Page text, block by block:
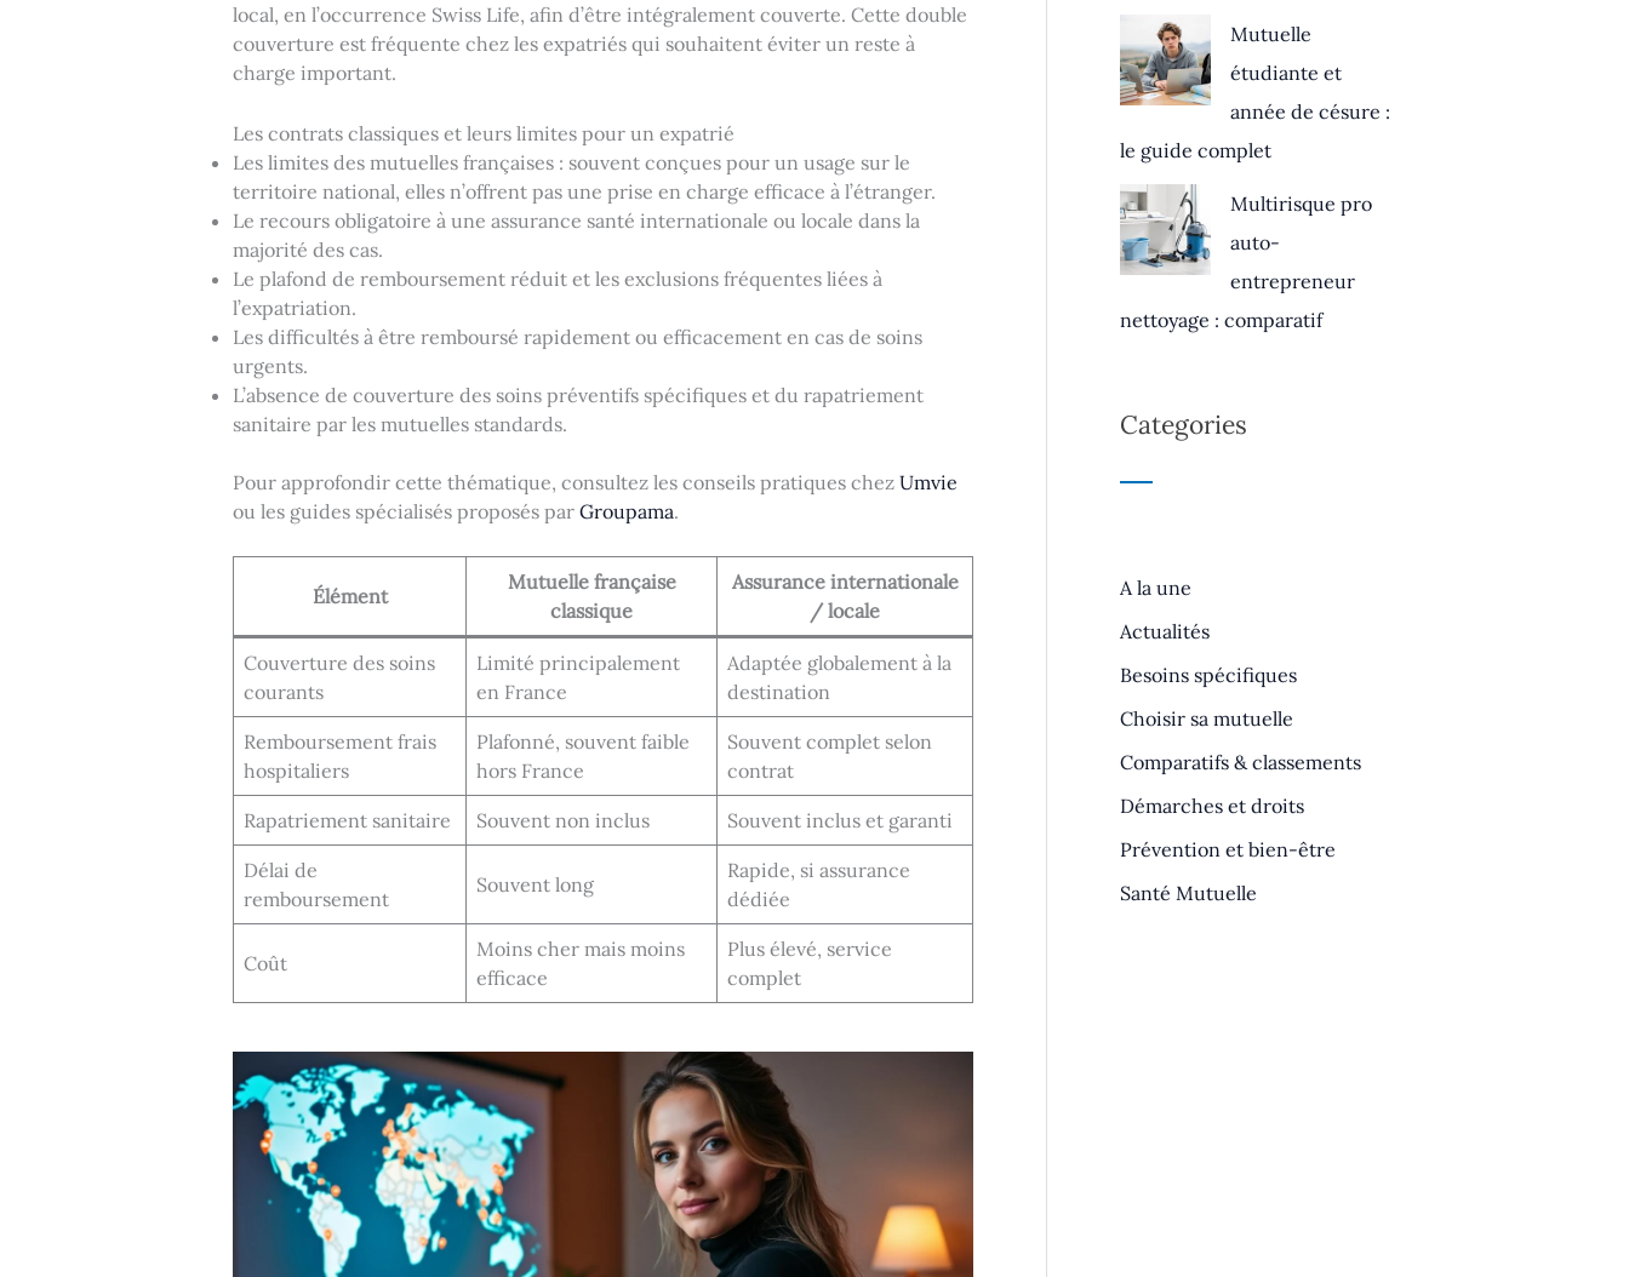
local, en l’occurrence Swiss Life, afin d’être intégralement couverte. Cette double
couverture est fréquente chez les expatriés qui souhaitent éviter un reste à
charge important.
Les contrats classiques et leurs limites pour un expatrié
Les limites des mutuelles françaises : souvent conçues pour un usage sur le
territoire national, elles n’offrent pas une prise en charge efficace à l’étranger.
Le recours obligatoire à une assurance santé internationale ou locale dans la
majorité des cas.
Le plafond de remboursement réduit et les exclusions fréquentes liées à
l’expatriation.
Les difficultés à être remboursé rapidement ou efficacement en cas de soins
urgents.
L’absence de couverture des soins préventifs spécifiques et du rapatriement
sanitaire par les mutuelles standards.
Pour approfondir cette thématique, consultez les conseils pratiques chez Umvie
ou les guides spécialisés proposés par Groupama.
Élément
Mutuelle française
classique
Assurance internationale
/ locale
Couverture des soins
courants
Limité principalement
en France
Adaptée globalement à la
destination
Remboursement frais
hospitaliers
Plafonné, souvent faible
hors France
Souvent complet selon
contrat
Rapatriement sanitaire Souvent non inclus Souvent inclus et garanti
Délai de
remboursement
Souvent long
Rapide, si assurance
dédiée
Coût
Moins cher mais moins
efficace
Plus élevé, service
complet
Mutuelle
étudiante et
année de césure :
le guide complet
Multirisque pro
auto-
entrepreneur
nettoyage : comparatif
Categories
A la une
Actualités
Besoins spécifiques
Choisir sa mutuelle
Comparatifs & classements
Démarches et droits
Prévention et bien-être
Santé Mutuelle